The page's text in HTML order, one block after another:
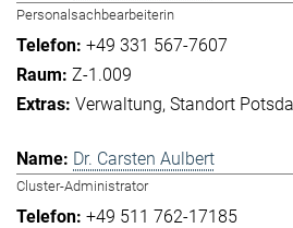
Personalsachbearbeiterin
+49 331 567-7607
Z-1.009
Verwaltung Standort
Dr. Carsten Aulbert
Cluster-Administrator
+49 511 762-17185